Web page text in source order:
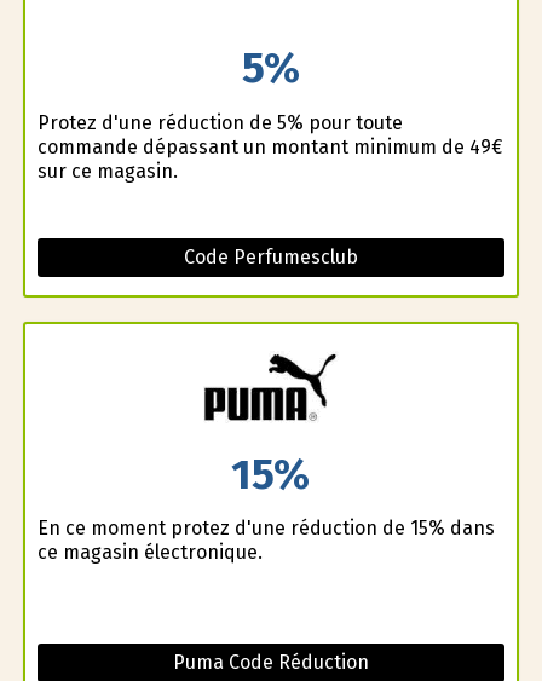
5%
Profitez d'une réduction de 5% pour toute
commande dépassant un montant minimum de 49€
sur ce magasin.
Code Perfumesclub
15%
En ce moment profitez d'une réduction de 15% dans
ce magasin électronique.
Puma Code Réduction